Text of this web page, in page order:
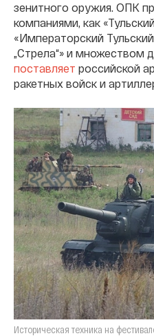
зенитного оружия. ОПК
компаниями, как
«Императорский
„Стрела“» и множеством
поставляет российской
ракетных войск и
Историческая техника на